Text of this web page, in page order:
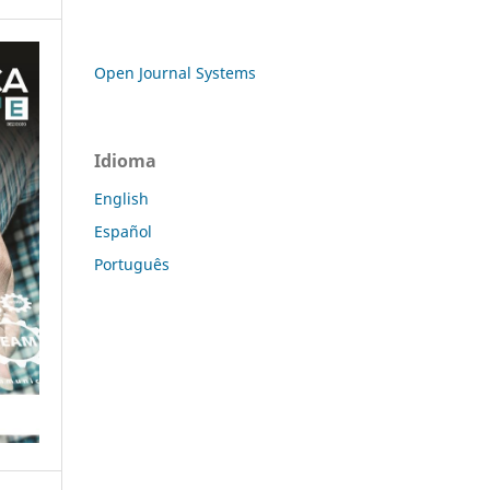
Open Journal Systems
Idioma
English
Español
Português